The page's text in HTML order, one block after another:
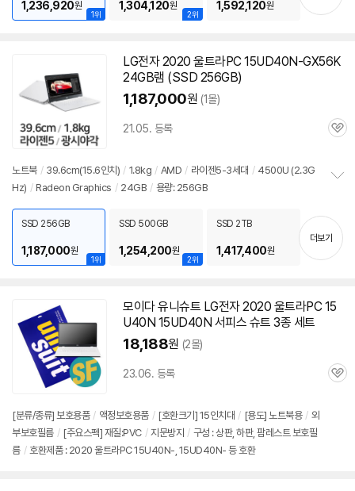
기
1위
1,236,920원
2위
1,304,120원 1,592,120원
LG전자 2020 울트라PC 15UD40N-GX56K
24GB램 (SSD 256GB)
1,187,000원 (1몰)
21.05. 등록
관
노트북 / 39.6cm(15.6인치) / 1.8kg / AMD / 라이젠5-3세대 / 4500U (2.3G
Hz) / Radeon Graphics / 24GB / 용량: 256GB
치
기
1위
SSD 256GB
1,187,000원
2위
SSD 500GB
1,254,200원
SSD 2TB
1,417,400원
더보기
모이다 유니슈트 LG전자 2020 울트라PC15
U40N 15UD40N 서피스 슈트 3종 세트
18,188원 (2몰)
23.06. 등록
관
[분류/종류] 보호용품 / 액정보호용품 / [호환크기] 15인치대 / [용도] 노트북용 / 외
부보호필름 / [주요스펙] 재질:PVC / 지문방지 / 구성 : 상판, 하판, 팜레스트 보호필
름 / 호환제품 : 2020 울트라PC 15U40N-, 15UD40N- 등 호환